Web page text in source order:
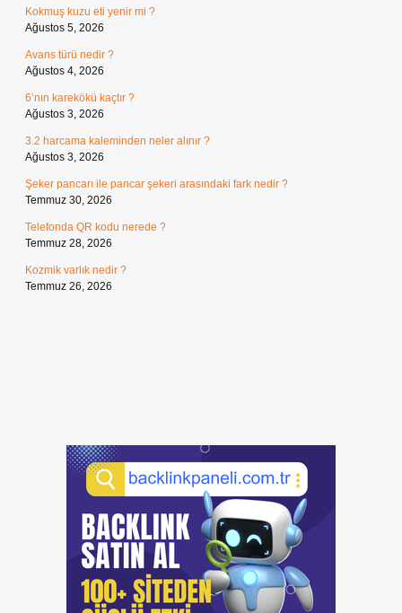
Kokmuş kuzu eti yenir mi ?
Ağustos 5, 2026
Avans türü nedir ?
Ağustos 4, 2026
6’nın karekökü kaçtır ?
Ağustos 3, 2026
3.2 harcama kaleminden neler alınır ?
Ağustos 3, 2026
Şeker pancarı ile pancar şekeri arasındaki fark nedir ?
Temmuz 30, 2026
Telefonda QR kodu nerede ?
Temmuz 28, 2026
Kozmik varlık nedir ?
Temmuz 26, 2026